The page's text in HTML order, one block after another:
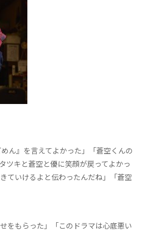
ん』を言えてよかった」「蒼空くんの
ツキと蒼空と優に笑顔が戻ってよかっ
ていけるよと伝わったんだね」「蒼空
をもらった」「このドラマは心底悪い